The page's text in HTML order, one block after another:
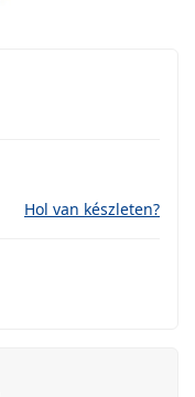
Hol van készleten?